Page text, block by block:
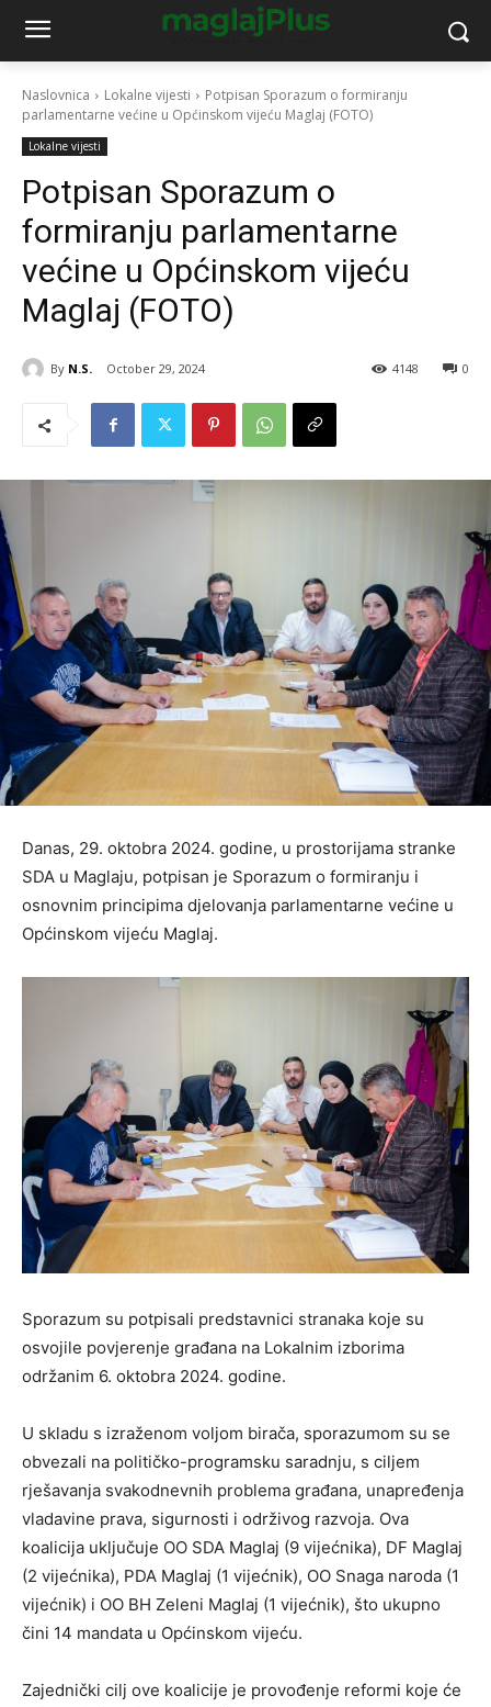
Naslovnica Lokalne vijesti
Potpisan Sporazum o formiranju
parlamentarne većine u Općinskom vijeću Maglaj (FOTO)
Lokalne vijesti
Potpisan Sporazum o
formiranju parlamentarne
većine u Općinskom vijeću
Maglaj (FOTO)
By N.S. October 29, 2024 0
4148
Danas, 29. oktobra 2024. godine, u prostorijama stranke
SDA u Maglaju, potpisan je Sporazum o formiranju i
osnovnim principima djelovanja parlamentarne većine u
Općinskom vijeću Maglaj.
Sporazum su potpisali predstavnici stranaka koje su
osvojile povjerenje građana na Lokalnim izborima
održanim 6. oktobra 2024. godine.
U skladu s izraženom voljom birača, sporazumom su se
obvezali na političko-programsku saradnju, s ciljem
rješavanja svakodnevnih problema građana, unapređenja
vladavine prava, sigurnosti i održivog razvoja. Ova
koalicija uključuje OO SDA Maglaj (9 vijećnika), DF Maglaj
(2 vijećnika), PDA Maglaj (1 vijećnik), OO Snaga naroda (1
vijećnik) i OO BH Zeleni Maglaj (1 vijećnik), što ukupno
čini 14 mandata u Općinskom vijeću.
Zajednički cilj ove koalicije je provođenje reformi koje će